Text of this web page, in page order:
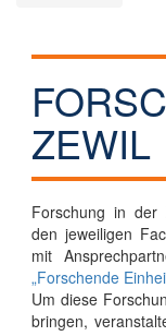
ZEWIL
Forschung in der
den jeweiligen
mit
„Forschende
Um diese
bringen,